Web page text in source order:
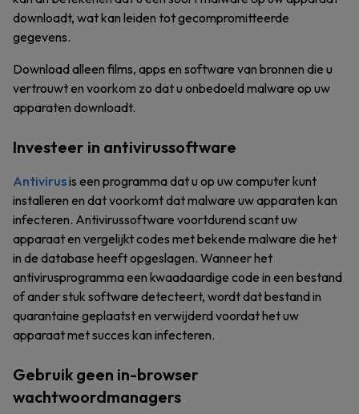
downloadt, wat kan leiden tot gecompromitteerde
gegevens.
Download alleen films, apps en software van bronnen die u
vertrouwt en voorkom zo dat u onbedoeld malware op uw
apparaten downloadt.
Investeer in antivirussoftware
Antivirusis een programma dat u op uw computer kunt
installeren en dat voorkomt dat malware uw apparaten kan
infecteren. Antivirussoftware voortdurend scant uw
apparaat en vergelijkt codes met bekende malware die het
in de database heeft opgeslagen. Wanneer het
antivirusprogramma een kwaadaardige code in een bestand
of ander stuk software detecteert, wordt dat bestand in
quarantaine geplaatst en verwijderd voordat het uw
apparaat met succes kan infecteren.
Gebruik geen in-browser
wachtwoordmanagers